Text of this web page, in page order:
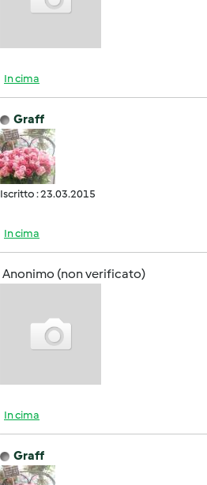
In cima
Graff
Iscritto : 23.03.2015
In cima
Anonimo (non verificato)
In cima
Graff